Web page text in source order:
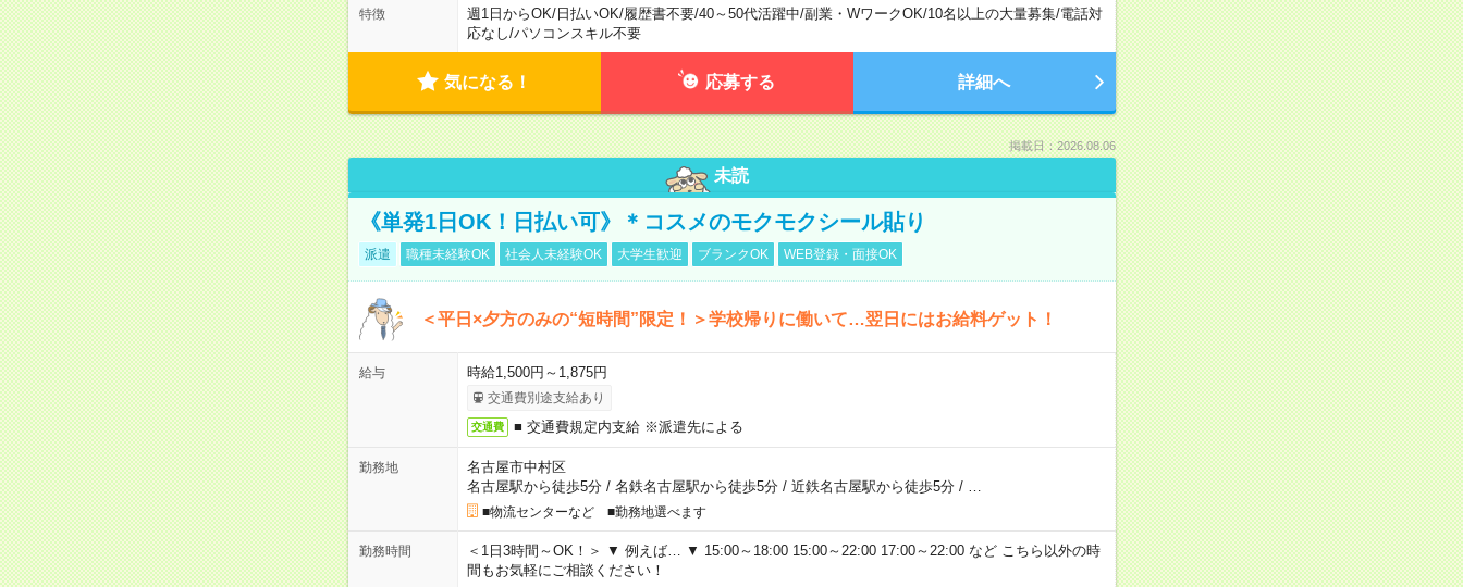
特徴 週1日からOK/日払いOK/履歴書不要/40～50代活躍中/副業・WワークOK/10名以上の大量募集/電話対
応なし/パソコンスキル不要
気になる！ 応募する 詳細へ
掲載日：2026.08.06
未読
《単発1日OK！日払い可》＊コスメのモクモクシール貼り
派遣 職種未経験OK 社会人未経験OK 大学生歓迎 ブランクOK WEB登録・面接OK
＜平日×夕方のみの“短時間”限定！＞学校帰りに働いて…翌日にはお給料ゲット！
給与 時給1,500円～1,875円
交通費別途支給あり
交通費 ■ 交通費規定内支給 ※派遣先による
勤務地
名古屋市中村区
名古屋駅から徒歩5分/ 名鉄名古屋駅から徒歩5分/ 近鉄名古屋駅から徒歩5分/
■物流センターなど ■勤務地選べます
勤務時間
＜1日3時間～OK！＞ ▼ 例えば… ▼ 15:00～18:00 15:00～22:00 17:00～22:00 など こちら以外の時
間もお気軽にご相談ください！